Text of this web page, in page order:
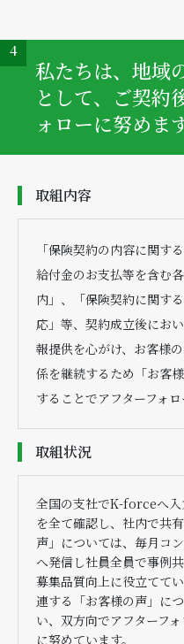
4
私たちは、地域
として、ご契約
ォローに努めます
取組内容
「保険契約の内容に関す
給付金のお支払等を含む
内」、「保険契約に関す
応」等、契約成立後にお
報提供を心がけ、お客様
係を継続するため「お客
することでアフターフォロ
取組状況
全国の支社でK-forceへ入
を全て確認し、社内で共
声」については、毎月コ
へ発信し社員全員で事例
募集品質向上に役立てて
連する「お客様の声」に
い、双方向でアフターフ
に努めています。